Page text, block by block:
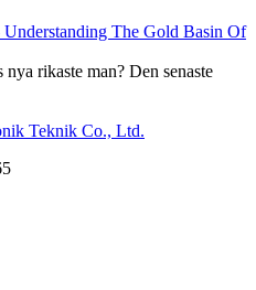
The Gold Basin Of
rikaste man? Den senaste